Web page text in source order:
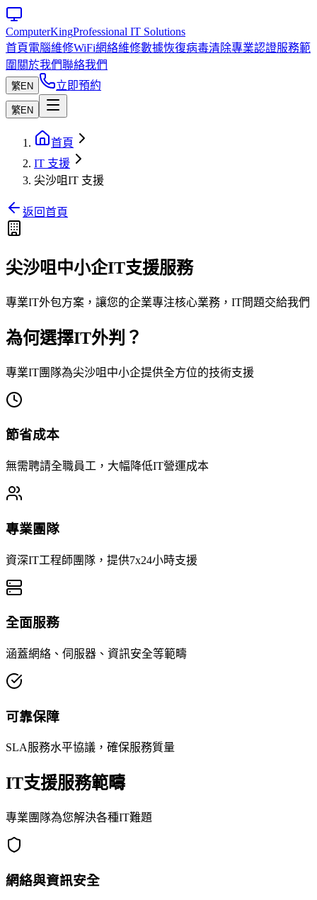
ComputerKingProfessional IT Solutions
首頁電腦維修WiFi網絡維修數據恢復病毒清除專業認證服務範
圍 關於我們聯絡我們
繁EN 立即預約
繁EN
首頁
IT 支援
尖沙咀IT 支援
返回首頁
尖沙咀中小企IT支援服務
專業IT外包方案，讓您的企業專注核心業務，IT問題交給我們
為何選擇IT外判？
專業IT團隊為尖沙咀中小企提供全方位的技術支援
節省成本
無需聘請全職員工，大幅降低IT營運成本
專業團隊
資深IT工程師團隊，提供7x24小時支援
全面服務
涵蓋網絡、伺服器、資訊安全等範疇
可靠保障
SLA服務水平協議，確保服務質量
IT支援服務範疇
專業團隊為您解決各種IT難題
網絡與資訊安全